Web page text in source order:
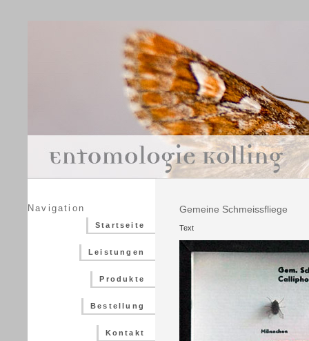
Navigation
Startseite
Leistungen
Produkte
Bestellung
Kontakt
Gemeine Schmeissfliege
Text